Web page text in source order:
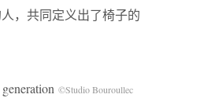
，共同定义出了椅子的
©Studio Bouroullec